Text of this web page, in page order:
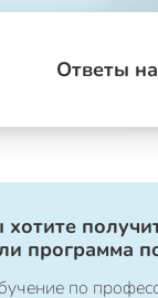
Ответы
программа
по